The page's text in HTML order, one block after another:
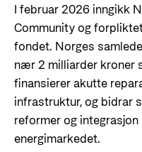
I februar 2026 inngikk
Community og
fondet. Norges
nær 2 milliarder kroner
finansierer akutte
infrastruktur, og bidrar
reformer og
energimarkedet.